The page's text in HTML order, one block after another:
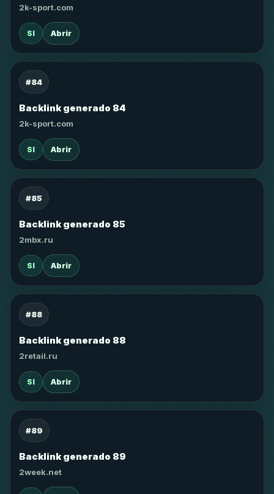
2k-sport.com
SI Abrir
#84
Backlink generado 84
2k-sport.com
SI Abrir
#85
Backlink generado 85
2mbx.ru
SI Abrir
#88
Backlink generado 88
2retail.ru
SI Abrir
#89
Backlink generado 89
2week.net